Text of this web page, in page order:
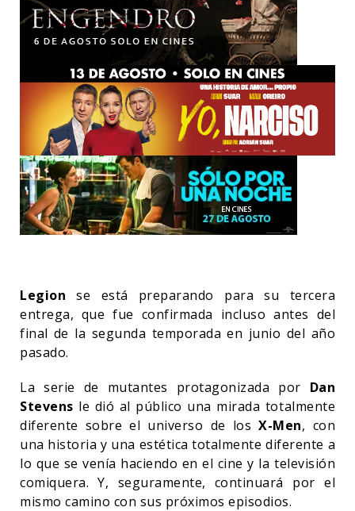
Legionse está preparando para su tercera
entrega, que fue confirmada incluso antes del
final de la segunda temporada en junio del año
pasado.
La serie de mutantes protagonizada por Dan
Stevens le dió al público una mirada totalmente
diferente sobre el universo de los X-Men, con
una historia y una estética totalmente diferente a
lo que se venía haciendo en el cine y la televisión
comiquera. Y, seguramente, continuará por el
mismo camino con sus próximos episodios.